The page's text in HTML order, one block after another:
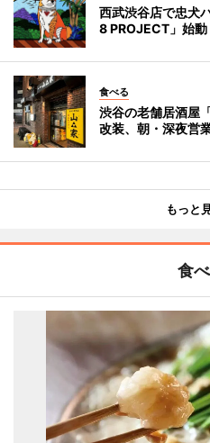
西武渋谷店で忠犬
8 PROJECT」始動
食べる
渋谷の老舗居酒屋
改装、朝・深夜営
もっと
食